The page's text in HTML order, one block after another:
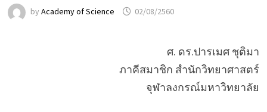
by Academy of Science 02/08/2560
ศ. ดร.ปารเมศ ชุติมา
ภาคีสมาชิก สำนักวิทยาศาสตร์
จุฬาลงกรณ์มหาวิทยาลัย